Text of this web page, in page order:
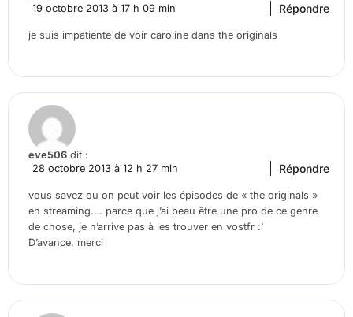
19 octobre 2013 à 17 h 09 min
je suis impatiente de voir caroline dans the originals
Répondre
eve506 dit :
28 octobre 2013 à 12 h 27 min
vous savez ou on peut voir les épisodes de « the originals »
en streaming…. parce que j’ai beau être une pro de ce genre
de chose, je n’arrive pas à les trouver en vostfr :’
D’avance, merci
Répondre